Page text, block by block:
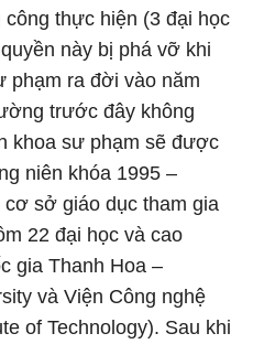
thực hiện (3 đại học
này bị phá vỡ khi
phạm ra đời vào năm
trước đây không
khoa sư phạm sẽ được
niên khóa 1995 –
sở giáo dục tham gia
22 đại học và cao
gia Thanh Hoa –
và Viện Công nghệ
of Technology). Sau khi